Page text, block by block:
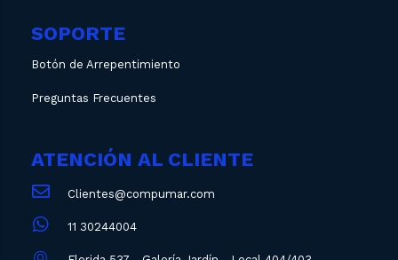
SOPORTE
Botón de Arrepentimiento
Preguntas Frecuentes
ATENCIÓN AL CLIENTE
Clientes@compumar.com
11 30244004